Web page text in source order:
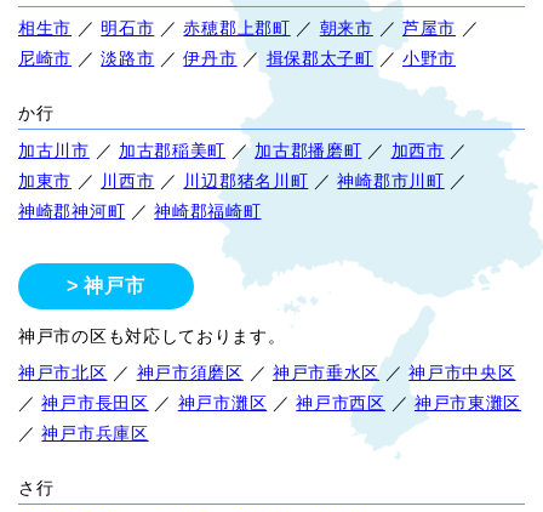
相生市 ／ 明石市 ／赤穂郡上郡町 ／ 朝来市 ／ 芦屋市 ／
尼崎市 ／淡路市 ／伊丹市 ／ 揖保郡太子町 ／ 小野市
か行
加古川市 ／ 加古郡稲美町 ／ 加古郡播磨町 ／ 加西市 ／
加東市 ／ 川西市 ／ 川辺郡猪名川町 ／神崎郡市川町 ／
神崎郡神河町 ／神崎郡福崎町
神戸市
神戸市の区も対応しております。
神戸市北区 ／ 神戸市須磨区 ／ 神戸市垂水区 ／神戸市中央区
／神戸市長田区 ／ 神戸市灘区 ／神戸市西区 ／ 神戸市東灘区
／神戸市兵庫区
さ行